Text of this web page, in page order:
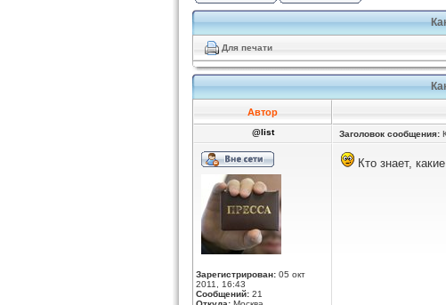
Для печати
Автор
@list Заголовок сообщения:
Зарегистрирован: 05 окт
2011, 16:43
Сообщений: 21
Кто знает,